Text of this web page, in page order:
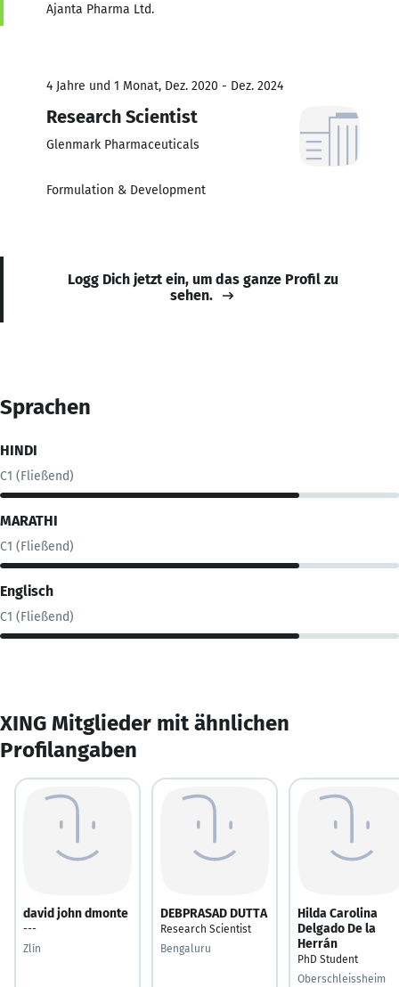
Ajanta Pharma Ltd.
4 Jahre und 1 Monat, Dez. 2020 - Dez. 2024
Research Scientist
Glenmark Pharmaceuticals
Formulation & Development
Logg Dich jetzt ein, um das ganze Profil zu
sehen.
Sprachen
HINDI
C1 (Fließend)
MARATHI
C1 (Fließend)
Englisch
C1 (Fließend)
XING Mitglieder mit ähnlichen
Profilangaben
david john dmonte
---
Zlín
DEBPRASAD DUTTA
Research Scientist
Bengaluru
Hilda Carolina
Delgado De la
Herrán
PhD Student
Oberschleissheim